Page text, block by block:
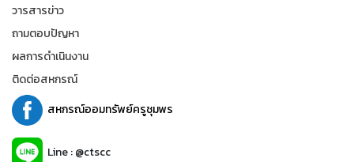
วารสารข่าว
ถามตอบปัญหา
ผลการดำเนินงาน
ติดต่อสหกรณ์
สหกรณ์ออมทรัพย์ครูชุมพร
Line : @ctscc